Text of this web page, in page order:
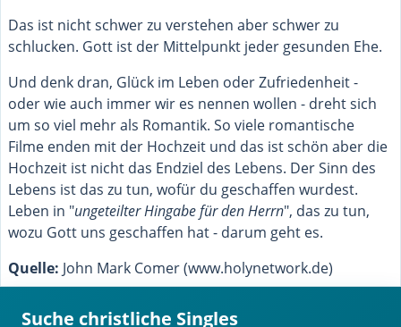
Das ist nicht schwer zu verstehen aber schwer zu
schlucken. Gott ist der Mittelpunkt jeder gesunden Ehe.
Und denk dran, Glück im Leben oder Zufriedenheit -
oder wie auch immer wir es nennen wollen - dreht sich
um so viel mehr als Romantik. So viele romantische
Filme enden mit der Hochzeit und das ist schön aber die
Hochzeit ist nicht das Endziel des Lebens. Der Sinn des
Lebens ist das zu tun, wofür du geschaffen wurdest.
Leben in "ungeteilter Hingabe für den Herrn", das zu tun,
wozu Gott uns geschaffen hat - darum geht es.
Quelle: John Mark Comer (www.holynetwork.de)
Suche christliche Singles